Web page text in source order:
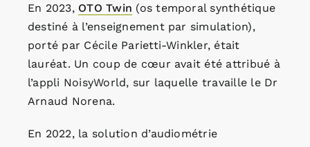
En 2023, OTO Twin (os temporal synthétique
destiné à l’enseignement par simulation),
porté par Cécile Parietti-Winkler, était
lauréat. Un coup de cœur avait été attribué à
l’appli NoisyWorld, sur laquelle travaille le Dr
Arnaud Norena.
En 2022, la solution d’audiométrie